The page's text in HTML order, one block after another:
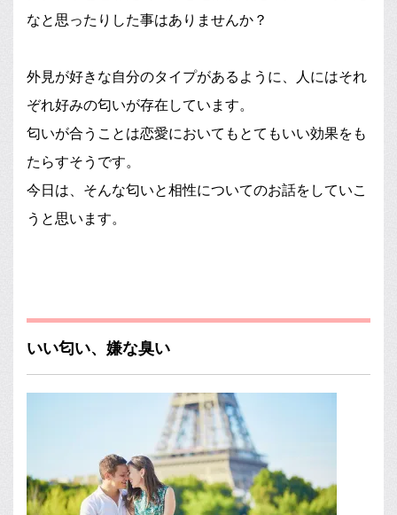
なと思ったりした事はありませんか？
外見が好きな自分のタイプがあるように、人にはそれ
ぞれ好みの匂いが存在しています。
匂いが合うことは恋愛においてもとてもいい効果をも
たらすそうです。
今日は、そんな匂いと相性についてのお話をしていこ
うと思います。
いい匂い、嫌な臭い